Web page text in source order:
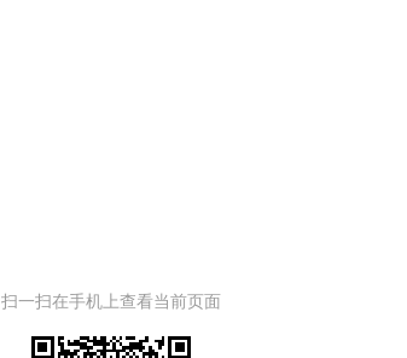
扫一扫在手机上查看当前页面